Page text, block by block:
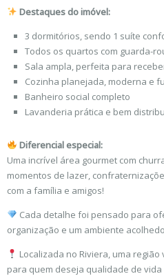
Destaques do imóvel:
3 dormitórios, sendo 1 suíte
Todos os quartos com guarda-
Sala ampla, perfeita para
Cozinha planejada, moderna e
Banheiro social completo
Lavanderia prática e bem
Diferencial especial:
Uma incrível área gourmet com
momentos de lazer,
com a família e amigos!
Cada detalhe foi pensado para
organização e um ambiente
Localizada no Riviera, uma
para quem deseja qualidade de vida